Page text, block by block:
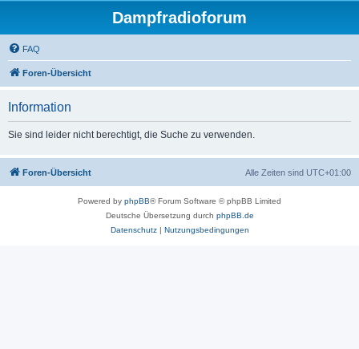
Dampfradioforum
FAQ
Foren-Übersicht
Information
Sie sind leider nicht berechtigt, die Suche zu verwenden.
Foren-Übersicht Alle Zeiten sind UTC+01:00
Powered by phpBB® Forum Software © phpBB Limited
Deutsche Übersetzung durch phpBB.de
Datenschutz| Nutzungsbedingungen